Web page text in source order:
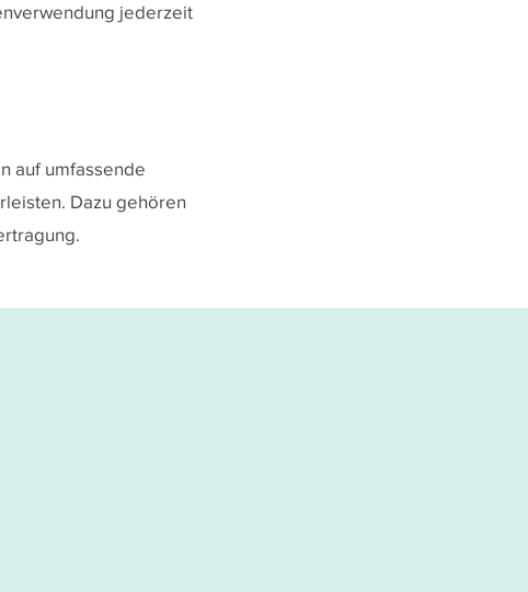
jederzeit
auf umfassende
Dazu gehören